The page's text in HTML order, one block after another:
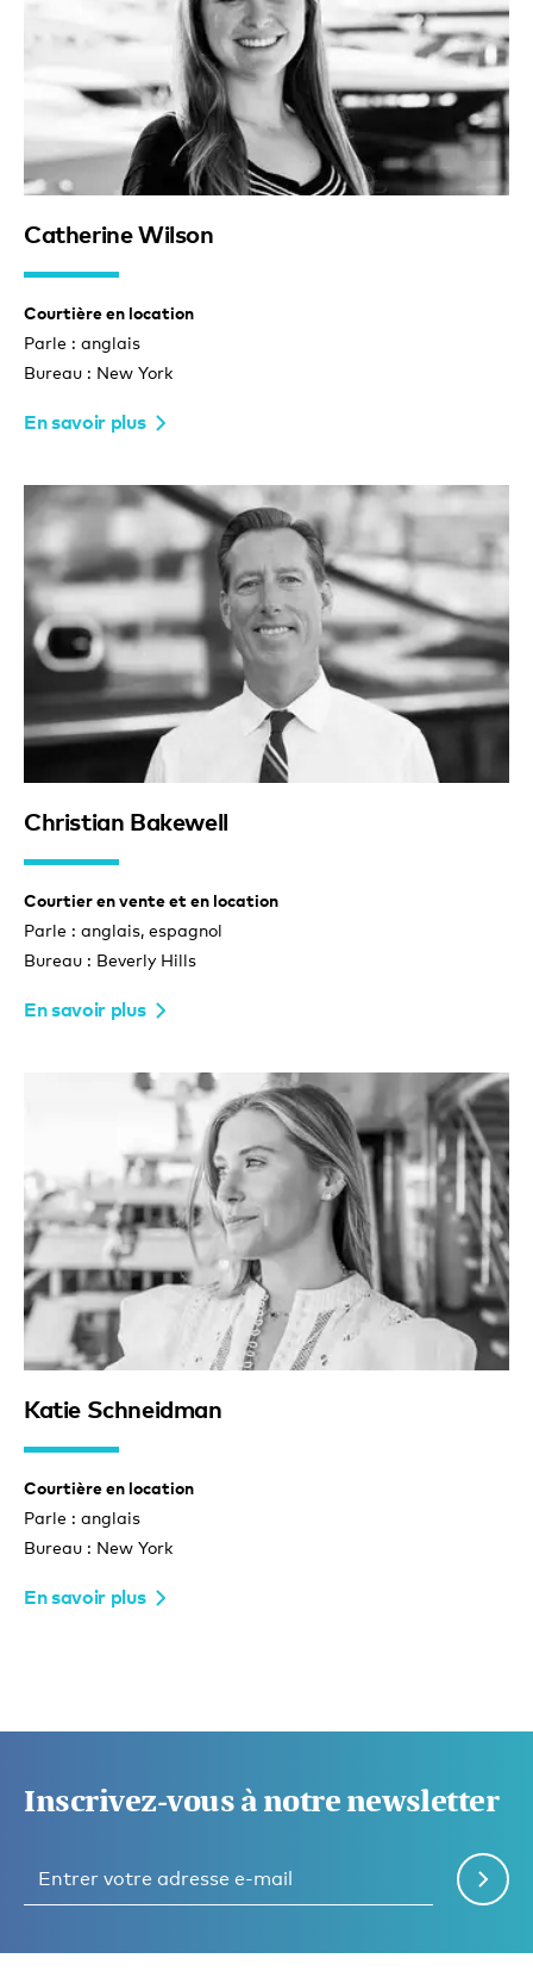
Catherine Wilson
Courtière en location
Parle : anglais
Bureau : New York
En savoir plus
Christian Bakewell
Courtier en vente et en location
Parle : anglais, espagnol
Bureau : Beverly Hills
En savoir plus
Katie Schneidman
Courtière en location
Parle : anglais
Bureau : New York
En savoir plus
Inscrivez-vous à notre newsletter